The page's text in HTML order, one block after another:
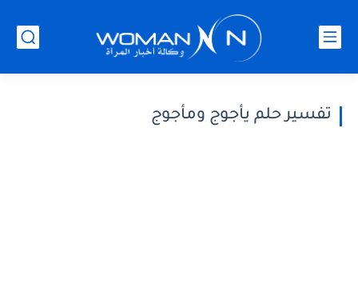
تفسير حلم يأجوج ومأجوج